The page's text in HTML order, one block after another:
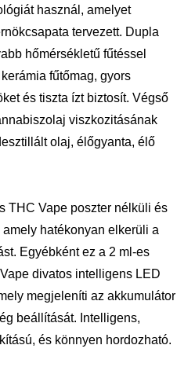
használ, amelyet
tervezett. Dupla
hőmérsékletű fűtéssel
fűtőmag, gyors
és tiszta ízt biztosít. Végső
viszkozitásának
olaj, élőgyanta, élő
THC Vape poszter nélküli és
hatékonyan elkerüli a
Egyébként ez a 2 ml-es
divatos intelligens LED
megjeleníti az akkumulátor
beállítását. Intelligens,
és könnyen hordozható.